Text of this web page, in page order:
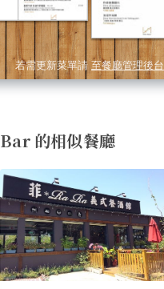
若需更新菜單請 至餐廳管理後台
的相似餐廳